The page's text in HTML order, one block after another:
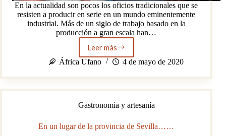
En la actualidad son pocos los oficios tradicionales que se
resisten a producir en serie en un mundo eminentemente
industrial. Más de un siglo de trabajo basado en la
producción a gran escala han…
Leer másVelázquez
Perejón:
y
dos
de
artesana.
África Ufano 4 de mayo de 2020
Gastronomía y artesanía
En un lugar de la provincia de Sevilla……